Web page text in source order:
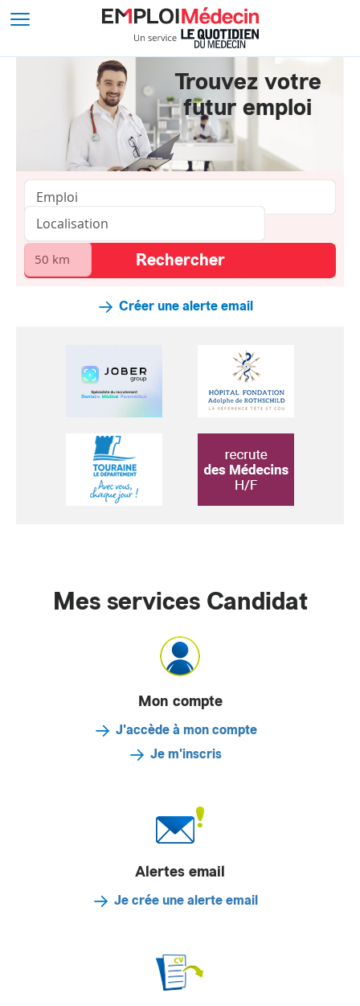
Trouvez votre
futur emploi
Créer une alerte email
Mes services Candidat
Mon compte
J'accède à mon compte
Je m'inscris
Alertes email
Je crée une alerte email